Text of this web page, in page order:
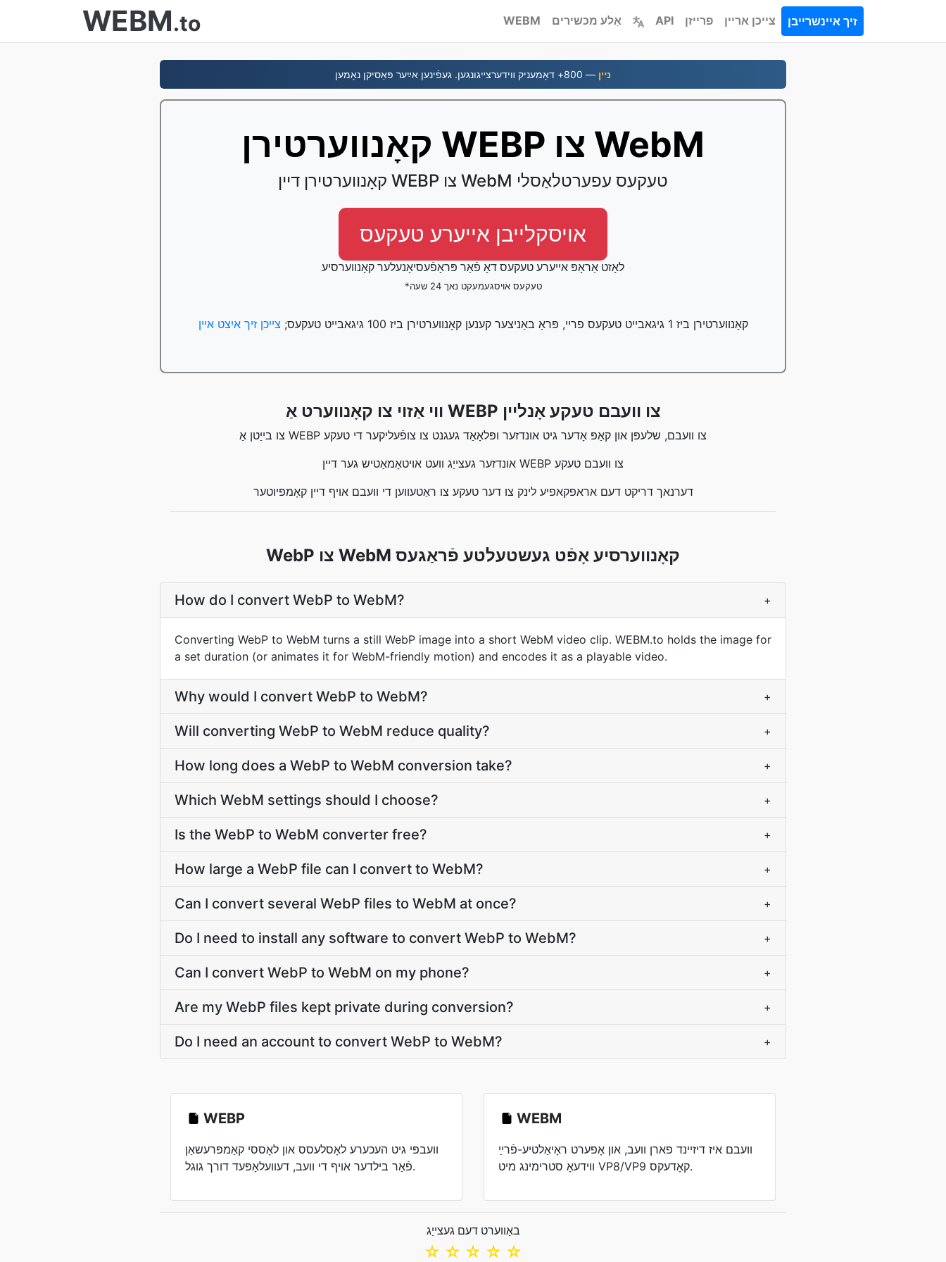
WEBM.to WEBM אַלע מכשירים API פרייזן צייכן אריין זיך איינשרייבן
נײן — 800+ דאָמעניק װידערצײגונגען. געפֿינען אײַער פּאַסיקן נאָמען
קאָנווערטירן WEBP צו WebM
קאָנווערטירן דיין WEBP צו WebM טעקעס עפערטלאַסלי
אויסקלייבן אייערע טעקעס
לאָזט אַראָפּ אייערע טעקעס דאָ פֿאַר פּראָפֿעסיאָנעלער קאָנווערסיע
*טעקעס אויסגעמעקט נאך 24 שעה
קאָנווערטירן ביז 1 גיגאבייט טעקעס פריי, פּראָ באַניצער קענען קאָנווערטירן ביז 100 גיגאבייט טעקעס; צייכן זיך איצט איין
ווי אַזוי צו קאָנווערט אַ WEBP צו וועבם טעקע אָנליין
צו בייַטן אַ WEBP צו וועבם, שלעפּן און קאַפּ אָדער גיט אונדזער ופּלאָאַד געגנט צו צופֿעליקער די טעקע
אונדזער געצייַג וועט אויטאָמאַטיש גער דיין WEBP צו וועבם טעקע
דערנאך דריקט דעם אראפקאפיע לינק צו דער טעקע צו ראַטעווען די וועבם אויף דיין קאָמפּיוטער
WebP צו WebM קאָנווערסיע אָפֿט געשטעלטע פֿראַגעס
How do I convert WebP to WebM? +
Converting WebP to WebM turns a still WebP image into a short WebM video clip. WEBM.to holds the image for
a set duration (or animates it for WebM-friendly motion) and encodes it as a playable video.
Why would I convert WebP to WebM? +
Will converting WebP to WebM reduce quality? +
How long does a WebP to WebM conversion take? +
Which WebM settings should I choose? +
Is the WebP to WebM converter free? +
How large a WebP file can I convert to WebM? +
Can I convert several WebP files to WebM at once? +
Do I need to install any software to convert WebP to WebM? +
Can I convert WebP to WebM on my phone? +
Are my WebP files kept private during conversion? +
Do I need an account to convert WebP to WebM? +
WEBP
וועבפּי גיט העכערע לאָסלעסס און לאָססי קאַמפּרעשאַן
פֿאַר בילדער אויף די וועב, דעוועלאָפּעד דורך גוגל.
WEBM
וועבם איז דיזיינד פארן וועב, און אָפערט ראָיאַלטיע-פֿרײַ
ווידעאָ סטרימינג מיט VP8/VP9 קאָדעקס.
באַווערט דעם געצייַג
☆
☆
☆
☆
☆